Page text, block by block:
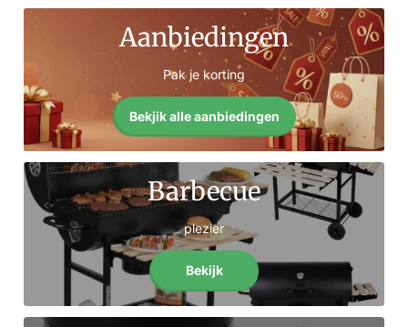
Aanbiedingen
Pak je korting
Bekjik alle aanbiedingen
Barbecue
plezier
Bekijk